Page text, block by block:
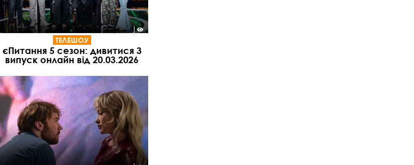
ТЕЛЕШОУ
єПитання 5 сезон: дивитися 3
випуск онлайн від 20.03.2026